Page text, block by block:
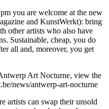
you are welcome at the new
and KunstWerkt): bring
other artists who also have
Sustainable, cheap, you do
all and, moreover, you get
Art Nocturne, view the
news/antwerp-art-nocturne
artists can swap their unsold